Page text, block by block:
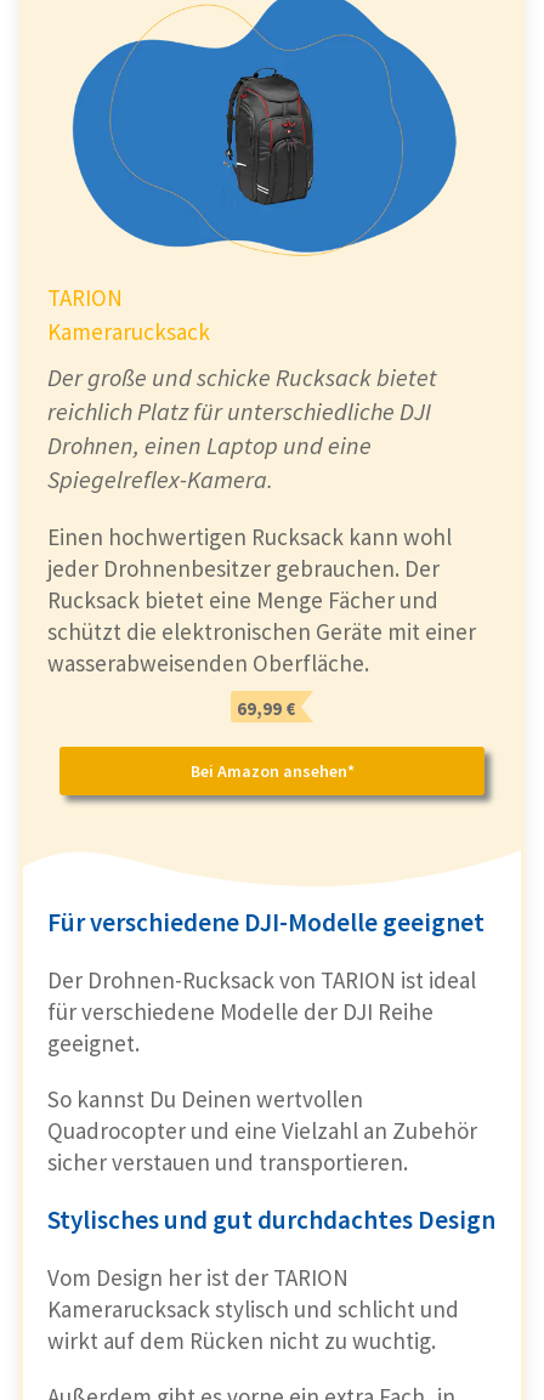
TARION
Kamerarucksack
Der große und schicke Rucksack bietet
reichlich Platz für unterschiedliche DJI
Drohnen, einen Laptop und eine
Spiegelreflex-Kamera.
Einen hochwertigen Rucksack kann wohl
jeder Drohnenbesitzer gebrauchen. Der
Rucksack bietet eine Menge Fächer und
schützt die elektronischen Geräte mit einer
wasserabweisenden Oberfläche.
69,99 €
Bei Amazon ansehen*
Für verschiedene DJI-Modelle geeignet
Der Drohnen-Rucksack von TARION ist ideal
für verschiedene Modelle der DJI Reihe
geeignet.
So kannst Du Deinen wertvollen
Quadrocopter und eine Vielzahl an Zubehör
sicher verstauen und transportieren.
Stylisches und gut durchdachtes Design
Vom Design her ist der TARION
Kamerarucksack stylisch und schlicht und
wirkt auf dem Rücken nicht zu wuchtig.